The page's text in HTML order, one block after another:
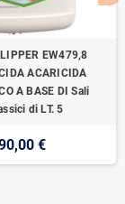
EW479,8
ACARICIDA
A BASE DI Sali
di LT. 5
€